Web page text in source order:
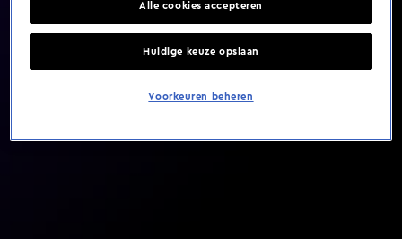
Alle cookies accepteren
Huidige keuze opslaan
Voorkeuren beheren